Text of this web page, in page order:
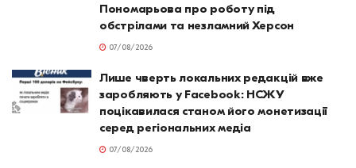
Пономарьова про роботу під
обстрілами та незламний Херсон
07/08/2026
Лише чверть локальних редакцій вже
заробляють у Facebook: НСЖУ
поцікавилася станом його монетизації
серед регіональних медіа
07/08/2026